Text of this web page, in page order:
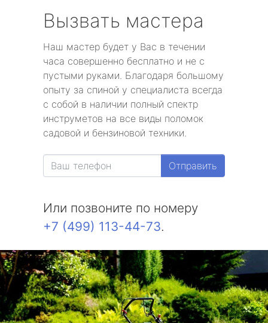
Вызвать мастера
Наш мастер будет у Вас в течении
часа совершенно бесплатно и не с
пустыми руками. Благодаря большому
опыту за спиной у специалиста всегда
с собой в наличии полный спектр
инструметов на все виды поломок
садовой и бензиновой техники.
Отправить
Или позвоните по номеру
+7 (499) 113-44-73.